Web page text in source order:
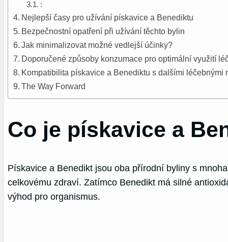
:
Nejlepší časy pro užívání pískavice a Benediktu
Bezpečnostní opatření při užívání těchto bylin
Jak minimalizovat možné vedlejší účinky?
Doporučené způsoby konzumace pro optimální využití
Kompatibilita pískavice a Benediktu s dalšími léčebnými
The Way Forward
Co je pískavice a
Pískavice a Benedikt jsou oba přírodní byliny s
celkovému zdraví. Zatímco Benedikt má silné
výhod pro organismus.